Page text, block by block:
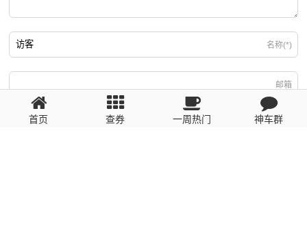
名称(*)
邮箱
回复需填写必要信息
首页 查券 一周热门 神车群